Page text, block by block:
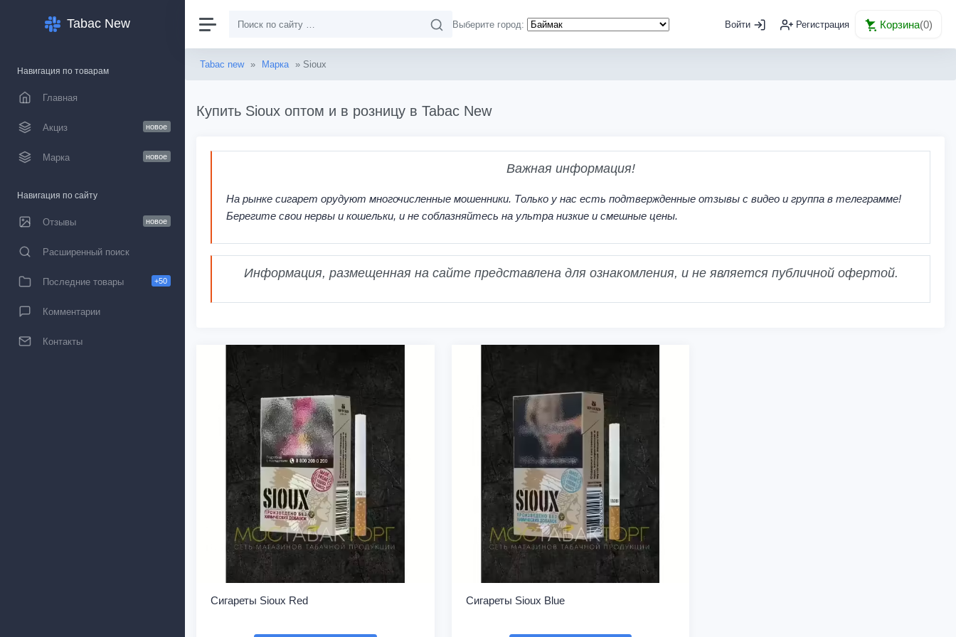
Tabac New
Навигация по товарам
Главная
Акциз новое
Марка новое
Навигация по сайту
Отзывы новое
Расширенный поиск
Последние товары +50
Комментарии
Контакты
Выберите город: Войти Регистрация Корзина(0)
Tabac new » Марка » Sioux
Купить Sioux оптом и в розницу в Tabac New
Важная информация!
На рынке сигарет орудуют многочисленные мошенники. Только у нас есть подтвержденные отзывы с видео и группа в телеграмме!
Берегите свои нервы и кошельки, и не соблазняйтесь на ультра низкие и смешные цены.
Информация, размещенная на сайте представлена для ознакомления, и не является публичной офертой.
Сигареты Sioux Red Сигареты Sioux Blue